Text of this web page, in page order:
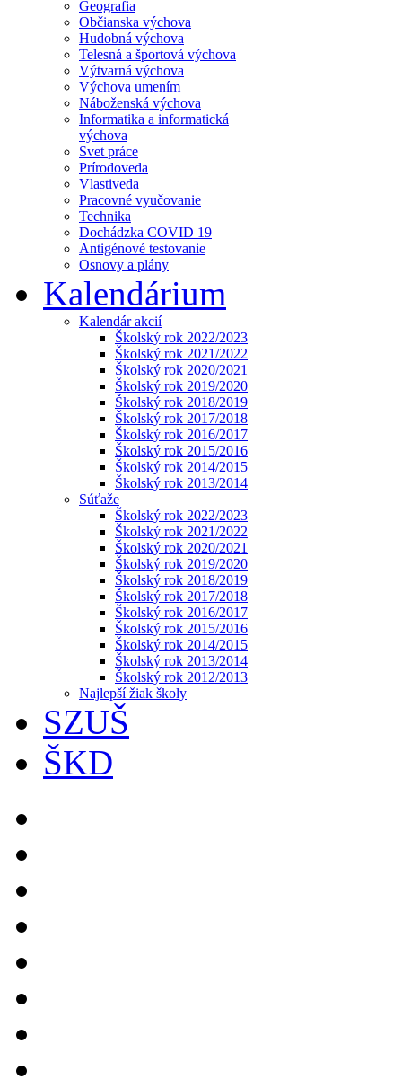
Geografia
Občianska výchova
Hudobná výchova
Telesná a športová výchova
Výtvarná výchova
Výchova umením
Náboženská výchova
Informatika a informatická
výchova
Svet práce
Prírodoveda
Vlastiveda
Pracovné vyučovanie
Technika
Dochádzka COVID 19
Antigénové testovanie
Osnovy a plány
Kalendárium
Kalendár akcií
Školský rok 2022/2023
Školský rok 2021/2022
Školský rok 2020/2021
Školský rok 2019/2020
Školský rok 2018/2019
Školský rok 2017/2018
Školský rok 2016/2017
Školský rok 2015/2016
Školský rok 2014/2015
Školský rok 2013/2014
Súťaže
Školský rok 2022/2023
Školský rok 2021/2022
Školský rok 2020/2021
Školský rok 2019/2020
Školský rok 2018/2019
Školský rok 2017/2018
Školský rok 2016/2017
Školský rok 2015/2016
Školský rok 2014/2015
Školský rok 2013/2014
Školský rok 2012/2013
Najlepší žiak školy
SZUŠ
ŠKD